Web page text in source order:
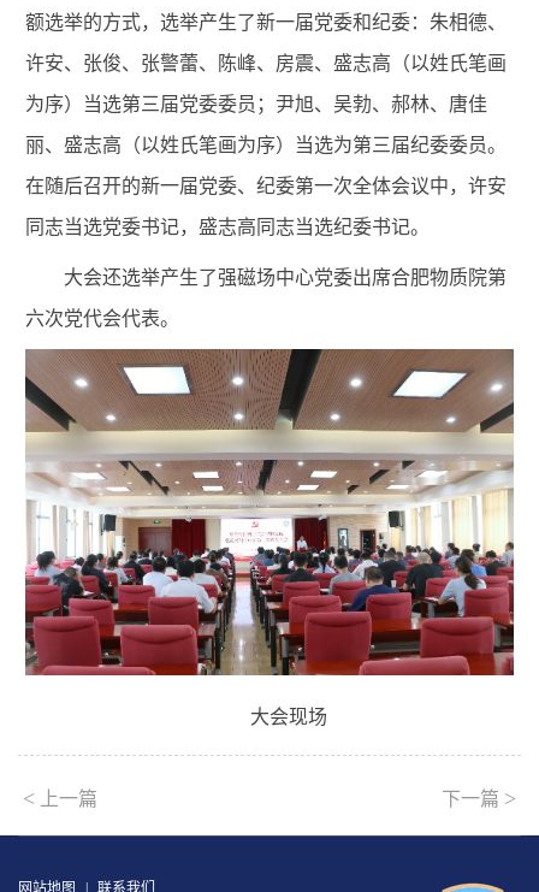
额选举的方式，选举产生了新一届党委和纪委：朱相德、
许安、张俊、张警蕾、陈峰、房震、盛志高（以姓氏笔画
为序）当选第三届党委委员；尹旭、吴勃、郝林、唐佳
丽、盛志高（以姓氏笔画为序）当选为第三届纪委委员。
在随后召开的新一届党委、纪委第一次全体会议中，许安
同志当选党委书记，盛志高同志当选纪委书记。
大会还选举产生了强磁场中心党委出席合肥物质院第
六次党代会代表。
大会现场
< 上一篇 下一篇 >
网站地图 联系我们